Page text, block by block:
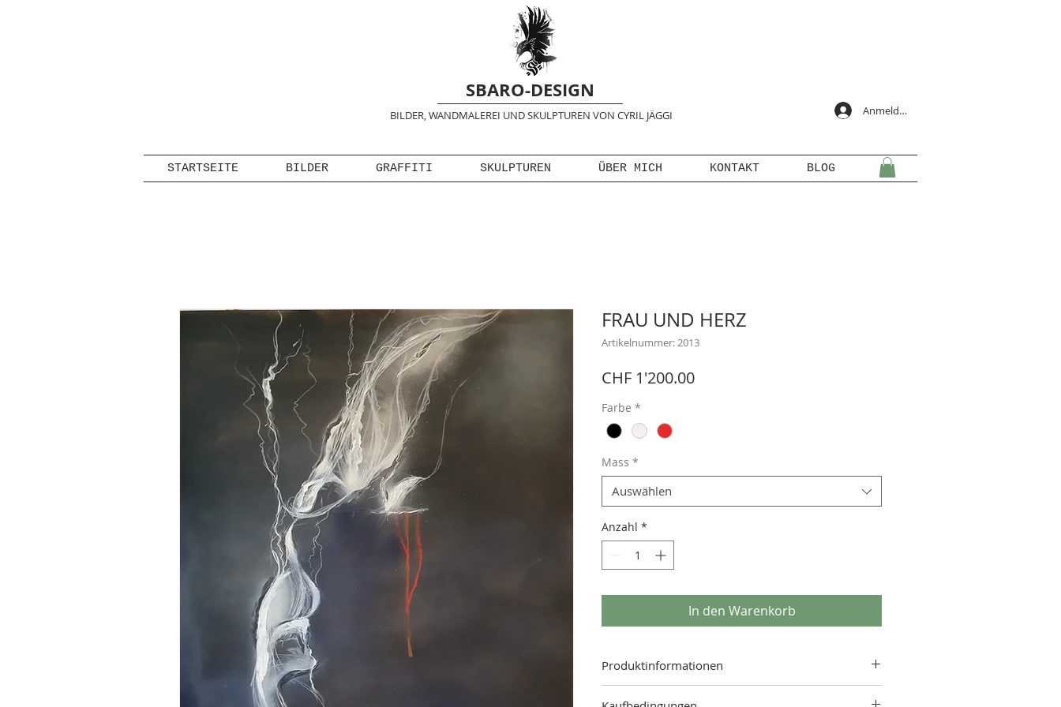
SBARO-DESIGN
BILDER, WANDMALEREI UND SKULPTUREN VON CYRIL JÄGGI Anmelden
STARTSEITE BILDER GRAFFITI SKULPTUREN ÜBER MICH KONTAKT BLOG
FRAU UND HERZ
Artikelnummer: 2013
CHF 1'200.00Preis
Farbe *
Mass *
Auswählen
Anzahl *
In den Warenkorb
Produktinformationen